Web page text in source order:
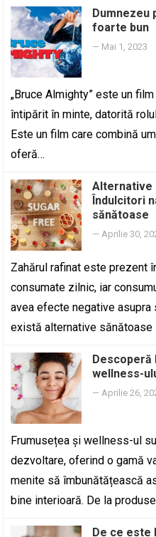
Dumnezeu
foarte bun
— Mai 1, 2023
„Bruce Almighty” este un
întipărit în minte, datorită
Este un film care combină
oferă…
Alternative
Îndulcitori
sănătoase
—Aprilie 30,
Zahărul rafinat este prezent
consumate zilnic, iar
avea efecte negative
există alternative sănătoase
Descoperă
wellness-
—Aprilie 26,
Frumusețea și wellness-ul
dezvoltare, oferind o gamă
menite să îmbunătățească
bine interioară. De la
De ce este